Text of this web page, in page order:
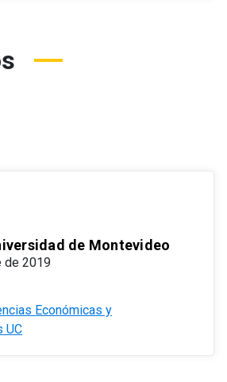
de Montevideo
de 2019
Económicas y
UC